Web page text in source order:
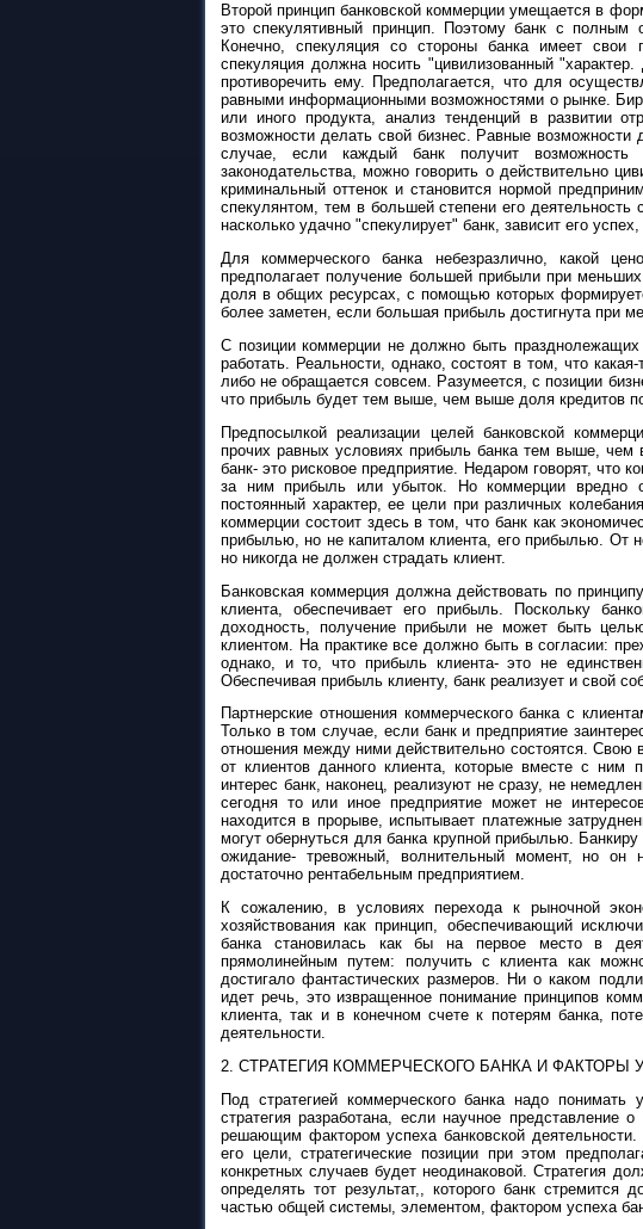
Второй принцип банковской коммерции умещается в
это спекулятивный принцип. Поэтому банк с полным
Конечно, спекуляция со стороны банка имеет
спекуляция должна носить "цивилизованный
противоречить ему. Предполагается, что для
равными информационными возможностями о рынке.
или иного продукта, анализ тенденций в развитии
возможности делать свой бизнес. Равные
случае, если каждый банк получит
законодательства, можно говорить о действительно
криминальный оттенок и становится нормой
спекулянтом, тем в большей степени его
насколько удачно "спекулирует" банк, зависит его
Для коммерческого банка небезразлично, какой
предполагает получение большей прибыли при
доля в общих ресурсах, с помощью которых
более заметен, если большая прибыль достигнута при
С позиции коммерции не должно быть
работать. Реальности, однако, состоят в том, что
либо не обращается совсем. Разумеется, с позиции
что прибыль будет тем выше, чем выше доля кредитов
Предпосылкой реализации целей банковской
прочих равных условиях прибыль банка тем выше,
банк- это рисковое предприятие. Недаром говорят, что
за ним прибыль или убыток. Но коммерции вредно
постоянный характер, ее цели при различных
коммерции состоит здесь в том, что банк как
прибылью, но не капиталом клиента, его прибылью. От
но никогда не должен страдать клиент.
Банковская коммерция должна действовать по
клиента, обеспечивает его прибыль. Поскольку
доходность, получение прибыли не может быть
клиентом. На практике все должно быть в согласии:
однако, и то, что прибыль клиента- это не
Обеспечивая прибыль клиенту, банк реализует и свой
Партнерские отношения коммерческого банка с
Только в том случае, если банк и предприятие
отношения между ними действительно состоятся. Свою
от клиентов данного клиента, которые вместе с ним
интерес банк, наконец, реализуют не сразу, не
сегодня то или иное предприятие может не
находится в прорыве, испытывает платежные
могут обернуться для банка крупной прибылью.
ожидание- тревожный, волнительный момент, но он
достаточно рентабельным предприятием.
К сожалению, в условиях перехода к рыночной
хозяйствования как принцип, обеспечивающий
банка становилась как бы на первое место в
прямолинейным путем: получить с клиента как
достигало фантастических размеров. Ни о каком
идет речь, это извращенное понимание принципов
клиента, так и в конечном счете к потерям банка,
деятельности.
2. СТРАТЕГИЯ КОММЕРЧЕСКОГО БАНКА И ФАКТОРЫ
Под стратегией коммерческого банка надо
стратегия разработана, если научное представление
решающим фактором успеха банковской
его цели, стратегические позиции при этом
конкретных случаев будет неодинаковой. Стратегия
определять тот результат,, которого банк стремится
частью общей системы, элементом, фактором успеха